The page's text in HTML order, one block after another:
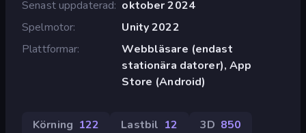
Senast uppdaterad oktober 2024
Spelmotor
Unity 2022
Plattformar
Webbläsare (endast
stationära datorer), App
Store (Android)
Körning 122 Lastbil 12 3D 850